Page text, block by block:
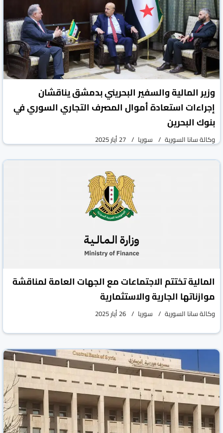
وزير المالية والسفير البحريني بدمشق يناقشان
إجراءات استعادة أموال المصرف التجاري السوري في
بنوك البحرين
وكالة سانا السورية سوريا 27 أيار 2025
المالية تختتم الاجتماعات مع الجهات العامة لمناقشة
موازناتها الجارية والاستثمارية
وكالة سانا السورية سوريا 26 أيار 2025